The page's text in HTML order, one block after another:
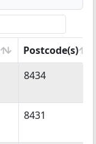
Postcode(s)
Postcode(s)
8434
8431